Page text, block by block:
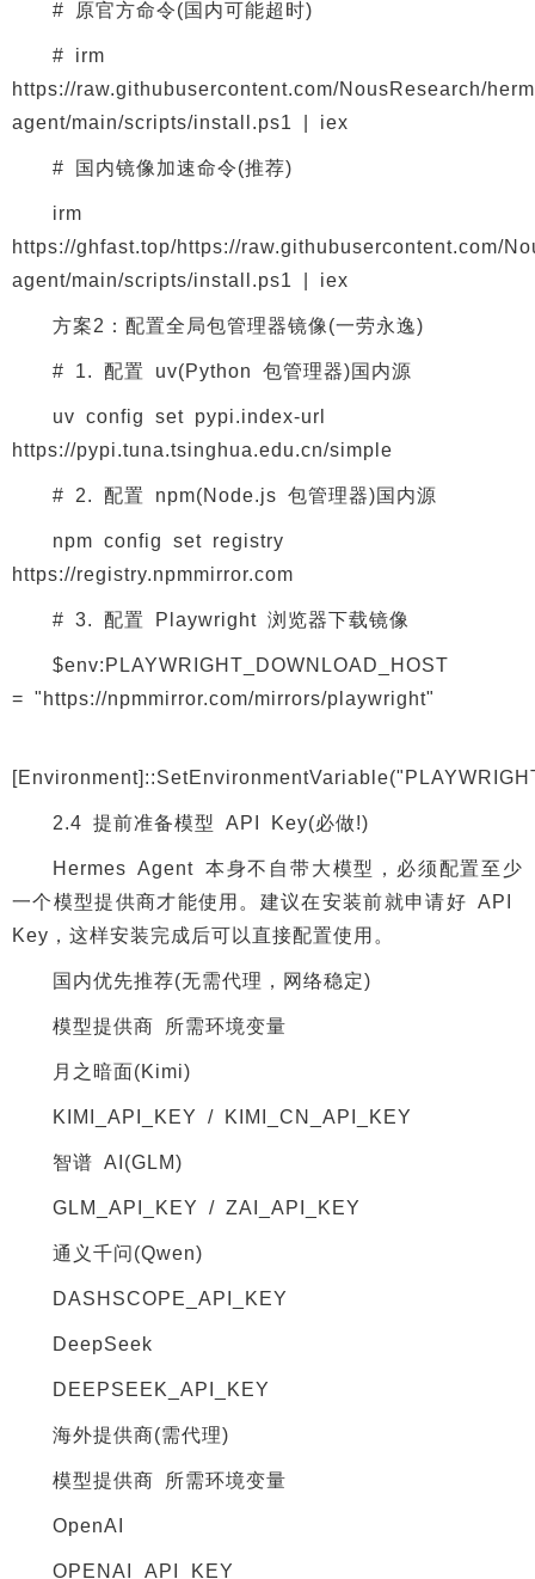
# 原官方命令(国内可能超时)
# irm
https://raw.githubusercontent.com/NousResearch/
agent/main/scripts/install.ps1 | iex
# 国内镜像加速命令(推荐)
irm
https://ghfast.top/https://raw.githubusercontent.com/
agent/main/scripts/install.ps1 | iex
方案2：配置全局包管理器镜像(一劳永逸)
# 1. 配置 uv(Python 包管理器)国内源
uv config set pypi.index-url
https://pypi.tuna.tsinghua.edu.cn/simple
# 2. 配置 npm(Node.js 包管理器)国内源
npm config set registry
https://registry.npmmirror.com
# 3. 配置 Playwright 浏览器下载镜像
$env:PLAYWRIGHT_DOWNLOAD_HOST
= "https://npmmirror.com/mirrors/playwright"
2.4 提前准备模型 API Key(必做!)
Hermes Agent 本身不自带大模型，必须配置至少
一个模型提供商才能使用。建议在安装前就申请好 API
Key，这样安装完成后可以直接配置使用。
国内优先推荐(无需代理，网络稳定)
模型提供商 所需环境变量
月之暗面(Kimi)
KIMI_API_KEY / KIMI_CN_API_KEY
智谱 AI(GLM)
GLM_API_KEY / ZAI_API_KEY
通义千问(Qwen)
DASHSCOPE_API_KEY
DeepSeek
DEEPSEEK_API_KEY
海外提供商(需代理)
模型提供商 所需环境变量
OpenAI
OPENAI_API_KEY